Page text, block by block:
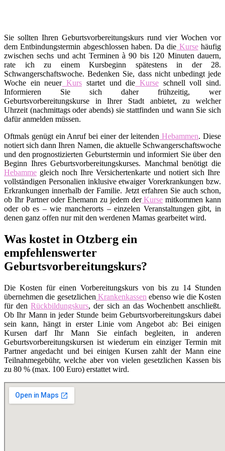
Sie sollten Ihren Geburtsvorbereitungskurs rund vier Wochen vor
dem Entbindungstermin abgeschlossen haben. Da die Kursehäufig
zwischen sechs und acht Terminen à 90 bis 120 Minuten dauern,
rate ich zu einem Kursbeginn spätestens in der 28.
Schwangerschaftswoche. Bedenken Sie, dass nicht unbedingt jede
Woche ein neuerKurs startet und die Kurseschnell voll sind.
Informieren Sie sich daher frühzeitig, wer
Geburtsvorbereitungskurse in Ihrer Stadt anbietet, zu welcher
Uhrzeit (nachmittags oder abends) sie stattfinden und wann Sie sich
dafür anmelden müssen.
Oftmals genügt ein Anruf bei einer der leitenden Hebammen. Diese
notiert sich dann Ihren Namen, die aktuelle Schwangerschaftswoche
und den prognostizierten Geburtstermin und informiert Sie über den
Beginn Ihres Geburtsvorbereitungskurses. Manchmal benötigt die
Hebamme gleich noch Ihre Versichertenkarte und notiert sich Ihre
vollständigen Personalien inklusive etwaiger Vorerkrankungen bzw.
Erkrankungen innerhalb der Familie. Jetzt erfahren Sie auch schon,
ob Ihr Partner oder Ehemann zu jedem derKurse mitkommen kann
oder ob es – wie mancherorts – einzelen Veranstaltungen gibt, in
denen ganz offen nur mit den werdenen Mamas gearbeitet wird.
Was kostet in Otzberg ein
empfehlenswerter
Geburtsvorbereitungskurs?
Die Kosten für einen Vorbereitungskurs von bis zu 14 Stunden
übernehmen die gesetzlichen Krankenkassen ebenso wie die Kosten
für denRückbildungskurs, der sich an das Wochenbett anschließt.
Ob Ihr Mann in jeder Stunde beim Geburtsvorbereitungskurs dabei
sein kann, hängt in erster Linie vom Angebot ab: Bei einigen
Kursen darf Ihr Mann Sie einfach begleiten, in anderen
Geburtsvorbereitungskursen ist wiederum ein einziger Termin mit
Partner angedacht und bei einigen Kursen zahlt der Mann eine
Teilnahmegebühr, welche aber von vielen gesetzlichen Kassen bis
zu 80 % (max. 100 Euro) erstattet wird.